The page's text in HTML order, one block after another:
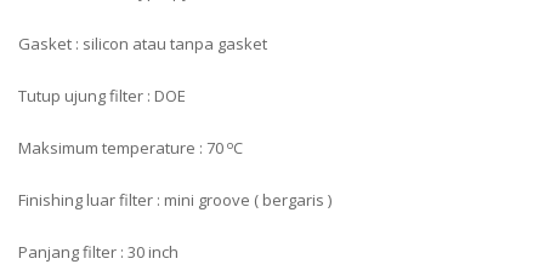
Gasket : silicon atau tanpa gasket
Tutup ujung filter : DOE
Maksimum temperature : 70 oC
Finishing luar filter : mini groove ( bergaris )
Panjang filter : 30 inch